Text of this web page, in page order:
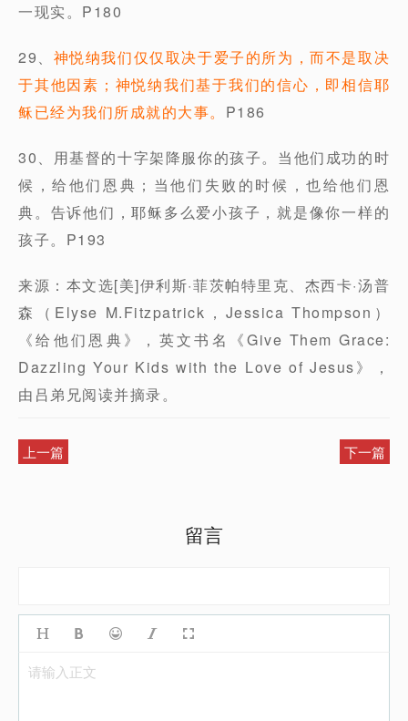
一现实。P180
29、 神悦纳我们仅仅取决于爱子的所为，而不是取决
于其他因素；神悦纳我们基于我们的信心，即相信耶
稣已经为我们所成就的大事。 P186
30、用基督的十字架降服你的孩子。当他们成功的时
候，给他们恩典；当他们失败的时候，也给他们恩
典。告诉他们，耶稣多么爱小孩子，就是像你一样的
孩子。P193
来源：本文选[美]伊利斯·菲茨帕特里克、杰西卡·汤普
森（Elyse M.Fitzpatrick，Jessica Thompson）
《给他们恩典》，英文书名《Give Them Grace:
Dazzling Your Kids with the Love of Jesus》，
由吕弟兄阅读并摘录。
上一篇 下一篇
留言
请输入正文